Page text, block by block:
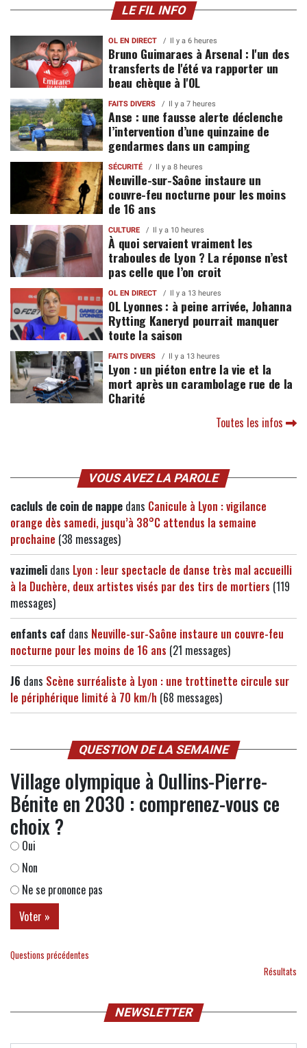
LE FIL INFO
OL EN DIRECT Il y a 6 heures
Bruno Guimaraes à Arsenal : l'un des
transferts de l'été va rapporter un
beau chèque à l'OL
FAITS DIVERS Il y a 7 heures
Anse : une fausse alerte déclenche
l’intervention d’une quinzaine de
gendarmes dans un camping
SÉCURITÉ Il y a 8 heures
Neuville-sur-Saône instaure un
couvre-feu nocturne pour les moins
de 16 ans
CULTURE Il y a 10 heures
À quoi servaient vraiment les
traboules de Lyon ? La réponse n’est
pas celle que l’on croit
OL EN DIRECT Il y a 13 heures
OL Lyonnes : à peine arrivée, Johanna
Rytting Kaneryd pourrait manquer
toute la saison
FAITS DIVERS Il y a 13 heures
Lyon : un piéton entre la vie et la
mort après un carambolage rue de la
Charité
Toutes les infos
VOUS AVEZ LA PAROLE
cacluls de coin de nappe dans Canicule à Lyon : vigilance
orange dès samedi, jusqu’à 38°C attendus la semaine
prochaine (38 messages)
vazimeli dans Lyon : leur spectacle de danse très mal accueilli
à la Duchère, deux artistes visés par des tirs de mortiers (119
messages)
enfants caf dans Neuville-sur-Saône instaure un couvre-feu
nocturne pour les moins de 16 ans (21 messages)
J6 dans Scène surréaliste à Lyon : une trottinette circule sur
le périphérique limité à 70 km/h (68 messages)
QUESTION DE LA SEMAINE
Village olympique à Oullins-Pierre-
Bénite en 2030 : comprenez-vous ce
choix ?
Oui
Non
Ne se prononce pas
Questions précédentes
Résultats
NEWSLETTER